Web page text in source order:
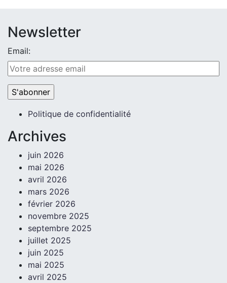
Newsletter
Email:
Politique de confidentialité
Archives
juin 2026
mai 2026
avril 2026
mars 2026
février 2026
novembre 2025
septembre 2025
juillet 2025
juin 2025
mai 2025
avril 2025